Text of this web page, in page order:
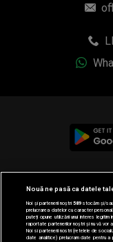
© 2019-2026
Nouă ne pasă ca datele
Noi și partenerii noștri589stocăm și/sau
prelucrarea datelor cu caracter
puteți opune utilizării unui interes
raportate partenerilor noștri și nu vă vor
Noi si partenerii nostri (retelele de
date analitice) prelucram date pentru a